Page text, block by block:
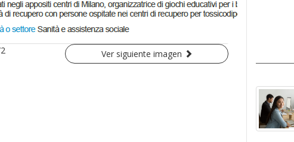
Ver siguiente imagen